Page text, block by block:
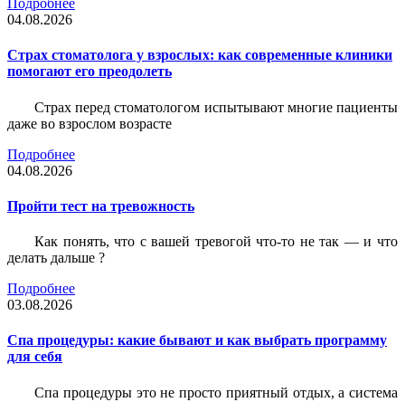
Подробнее
04.08.2026
Страх стоматолога у взрослых: как современные клиники
помогают его преодолеть
Страх перед стоматологом испытывают многие пациенты
даже во взрослом возрасте
Подробнее
04.08.2026
Пройти тест на тревожность
Как понять, что с вашей тревогой что-то не так — и что
делать дальше ?
Подробнее
03.08.2026
Спа процедуры: какие бывают и как выбрать программу
для себя
Спа процедуры это не просто приятный отдых, а система